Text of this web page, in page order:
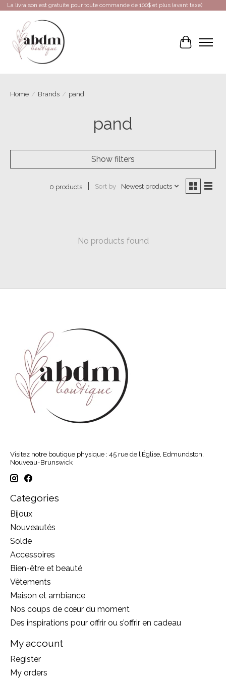
La livraison est gratuite pour toute commande de 100$ et plus (avant taxe)
Cart
Home / Brands / pand
pand
Show filters
0 products Sort by Newest products
No products found
Visitez notre boutique physique : 45 rue de l’Église, Edmundston,
Nouveau-Brunswick
Categories
Bijoux
Nouveautés
Solde
Accessoires
Bien-être et beauté
Vêtements
Maison et ambiance
Nos coups de cœur du moment
Des inspirations pour offrir ou s’offrir en cadeau
My account
Register
My orders